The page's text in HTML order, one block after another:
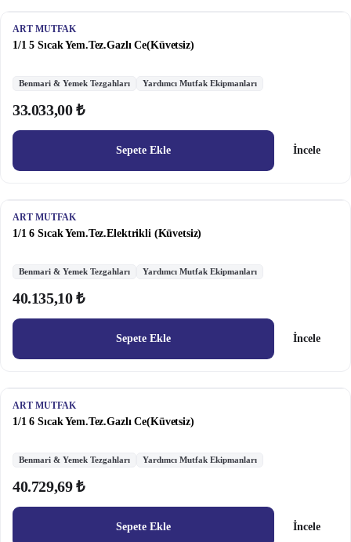
ART MUTFAK
1/1 5 Sıcak Yem.Tez.Gazlı Ce(Küvetsiz)
Benmari & Yemek Tezgahları Yardımcı Mutfak Ekipmanları
33.033,00 ₺
Sepete Ekle İncele
ART MUTFAK
1/1 6 Sıcak Yem.Tez.Elektrikli (Küvetsiz)
Benmari & Yemek Tezgahları Yardımcı Mutfak Ekipmanları
40.135,10 ₺
Sepete Ekle İncele
ART MUTFAK
1/1 6 Sıcak Yem.Tez.Gazlı Ce(Küvetsiz)
Benmari & Yemek Tezgahları Yardımcı Mutfak Ekipmanları
40.729,69 ₺
Sepete Ekle İncele